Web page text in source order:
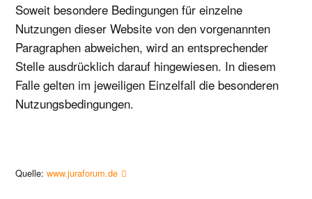
Soweit besondere Bedingungen für einzelne
Nutzungen dieser Website von den vorgenannten
Paragraphen abweichen, wird an entsprechender
Stelle ausdrücklich darauf hingewiesen. In diesem
Falle gelten im jeweiligen Einzelfall die besonderen
Nutzungsbedingungen.
Quelle: www.juraforum.de